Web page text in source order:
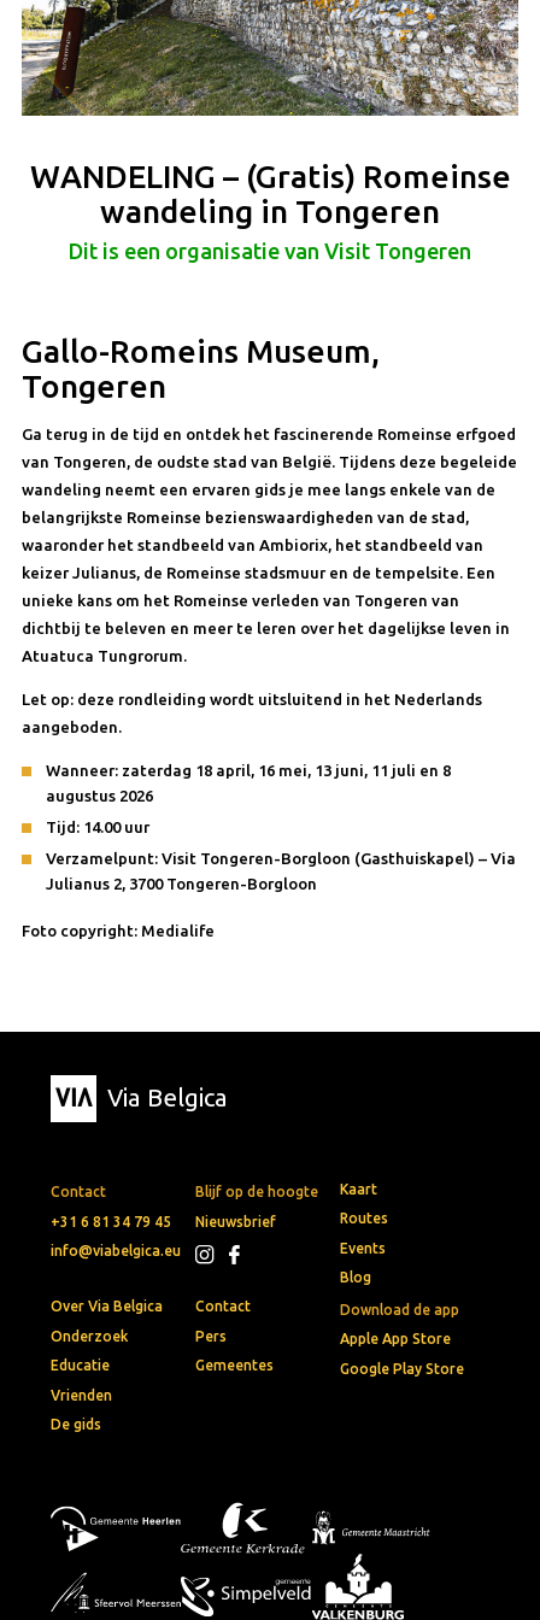
WANDELING – (Gratis) Romeinse
wandeling in Tongeren
Dit is een organisatie van Visit Tongeren
Gallo-Romeins Museum,
Tongeren
Ga terug in de tijd en ontdek het fascinerende Romeinse erfgoed
van Tongeren, de oudste stad van België. Tijdens deze begeleide
wandeling neemt een ervaren gids je mee langs enkele van de
belangrijkste Romeinse bezienswaardigheden van de stad,
waaronder het standbeeld van Ambiorix, het standbeeld van
keizer Julianus, de Romeinse stadsmuur en de tempelsite. Een
unieke kans om het Romeinse verleden van Tongeren van
dichtbij te beleven en meer te leren over het dagelijkse leven in
Atuatuca Tungrorum.
Let op: deze rondleiding wordt uitsluitend in het Nederlands
aangeboden.
Wanneer: zaterdag 18 april, 16 mei, 13 juni, 11 juli en 8
augustus 2026
Tijd: 14.00 uur
Verzamelpunt: Visit Tongeren-Borgloon (Gasthuiskapel) – Via
Julianus 2, 3700 Tongeren-Borgloon
Foto copyright: Medialife
Via Belgica
Contact
+31 6 81 34 79 45
info@viabelgica.eu
Blijf op de hoogte
Nieuwsbrief
Download de app
Apple App Store
Google Play Store
Kaart
Routes
Events
Blog
Over Via Belgica
Onderzoek
Educatie
Vrienden
De gids
Contact
Pers
Gemeentes